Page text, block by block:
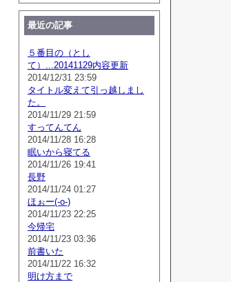
最近の記事
５番目の（とし
て）...20141129内容更新
2014/12/31 23:59
タイトル変えて引っ越しまし
た。
2014/11/29 21:59
すってんてん
2014/11/28 16:28
眠いから寝てる
2014/11/26 19:41
長野
2014/11/24 01:27
ほぉー(-o-)
2014/11/23 22:25
今帰宅
2014/11/23 03:36
前書いた
2014/11/22 16:32
明け方まで